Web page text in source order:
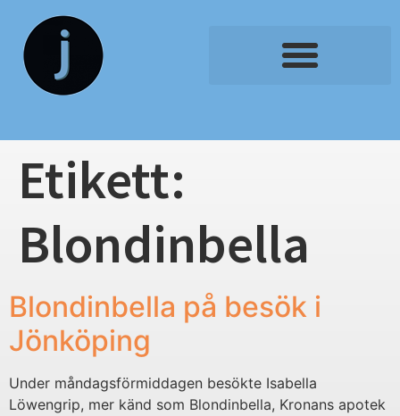
Etikett:
Blondinbella
Blondinbella på besök i
Jönköping
Under måndagsförmiddagen besökte Isabella
Löwengrip, mer känd som Blondinbella, Kronans apotek